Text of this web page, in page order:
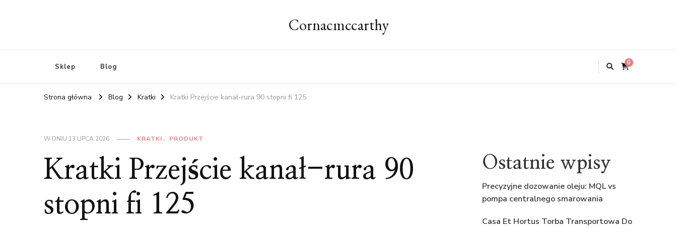
Cornacmccarthy
Sklep Blog 0
Strona główna Blog Kratki Kratki Przejście kanał-rura 90 stopni fi 125
W DNIU 13 LIPCA 2026 KRATKI PRODUKT
Kratki Przejście kanał-rura 90
stopni fi 125
Ostatnie wpisy
Precyzyjne dozowanie oleju: MQL vs
pompa centralnego smarowania
Casa Et Hortus Torba Transportowa Do